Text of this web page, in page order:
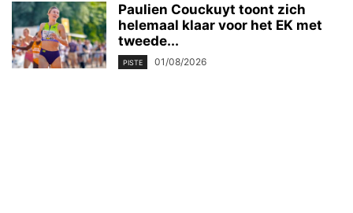
Paulien Couckuyt toont zich
helemaal klaar voor het EK met
tweede...
PISTE 01/08/2026